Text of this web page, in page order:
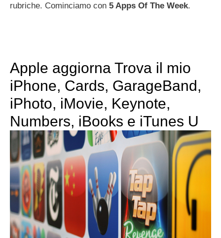
rubriche. Cominciamo con 5 Apps Of The Week.
Apple aggiorna Trova il mio
iPhone, Cards, GarageBand,
iPhoto, iMovie, Keynote,
Numbers, iBooks e iTunes U